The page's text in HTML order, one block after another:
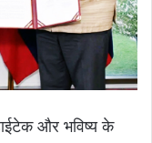
और भविष्य के